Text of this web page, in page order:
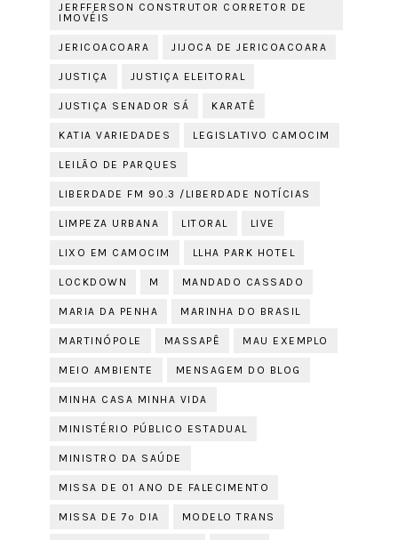
JERFFERSON CONSTRUTOR CORRETOR DE
IMOVÉIS
JERICOACOARA JIJOCA DE JERICOACOARA
JUSTIÇA JUSTIÇA ELEITORAL
JUSTIÇA SENADOR SÁ KARATÊ
KATIA VARIEDADES LEGISLATIVO CAMOCIM
LEILÃO DE PARQUES
LIBERDADE FM 90.3 /LIBERDADE NOTÍCIAS
LIMPEZA URBANA LITORAL LIVE
LIXO EM CAMOCIM LLHA PARK HOTEL
LOCKDOWN M MANDADO CASSADO
MARIA DA PENHA MARINHA DO BRASIL
MARTINÓPOLE MASSAPÊ MAU EXEMPLO
MEIO AMBIENTE MENSAGEM DO BLOG
MINHA CASA MINHA VIDA
MINISTÉRIO PÚBLICO ESTADUAL
MINISTRO DA SAÚDE
MISSA DE 01 ANO DE FALECIMENTO
MISSA DE 7º DIA MODELO TRANS